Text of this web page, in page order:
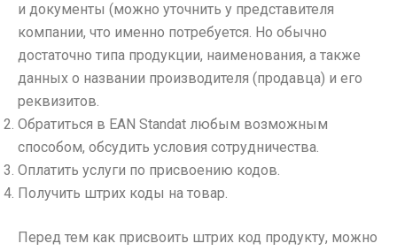
и документы (можно уточнить у представителя
компании, что именно потребуется. Но обычно
достаточно типа продукции, наименования, а также
данных о названии производителя (продавца) и его
реквизитов.
Обратиться в EAN Standat любым возможным
способом, обсудить условия сотрудничества.
Оплатить услуги по присвоению кодов.
Получить штрих коды на товар.
Перед тем как присвоить штрих код продукту, можно